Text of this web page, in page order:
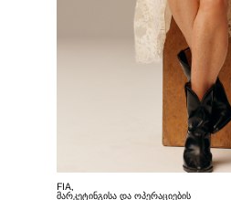
FIA,
მარკეტინგისა და ოპერაციების